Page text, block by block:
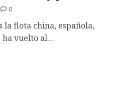
0
la flota china, española,
vuelto al...